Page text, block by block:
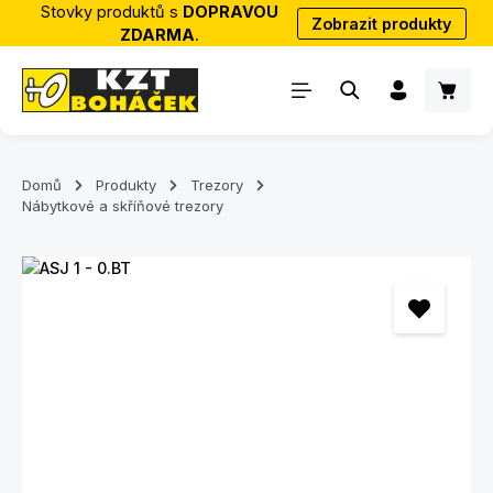
Přejít na hlavní obsah
Stovky produktů s DOPRAVOU
ZDARMA.
Zobrazit produkty
Domů Produkty
Trezory
Nábytkové a skříňové trezory
Přeskočit galerii obrázků